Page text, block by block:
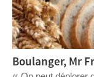
Boulanger, Mr